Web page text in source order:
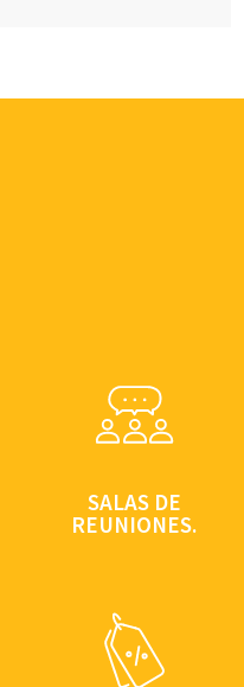
SALAS DE
REUNIONES.
Una gran sala
ejecutiva para
las visitas
importantes.Y